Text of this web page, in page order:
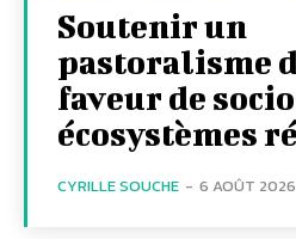
Soutenir un
pastoralisme
faveur de
écosystèmes
CYRILLE SOUCHE - 6 AOÛT 2026